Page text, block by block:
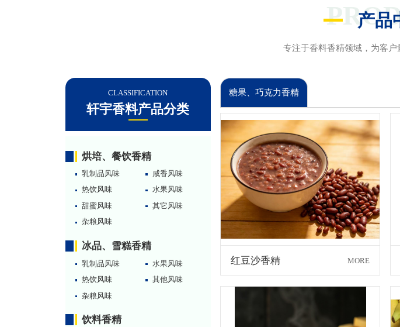
产品
专注于香料香精领域，为客
CLASSIFICATION
轩宇香料产品分类
烘培、餐饮香精
乳制品风味
咸香风味
热饮风味
水果风味
甜蜜风味
其它风味
杂粮风味
冰品、雪糕香精
乳制品风味
水果风味
热饮风味
其他风味
杂粮风味
饮料香精
糖果、巧克力香精
红豆沙香精 MORE